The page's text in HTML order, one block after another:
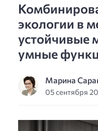
экологии в
устойчивые
умные
Марина
05 сентября